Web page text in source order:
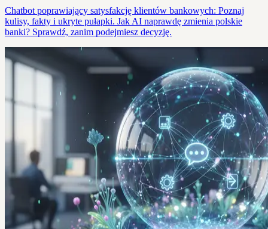
Chatbot poprawiający satysfakcję klientów bankowych: Poznaj
kulisy, fakty i ukryte pułapki. Jak AI naprawdę zmienia polskie
banki? Sprawdź, zanim podejmiesz decyzję.